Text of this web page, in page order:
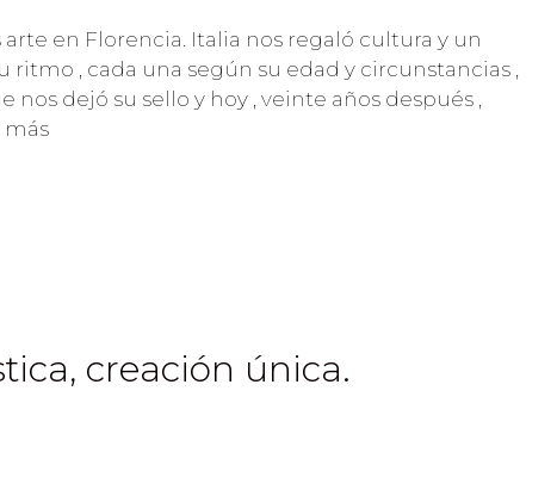
en Florencia. Italia nos regaló cultura y un
ritmo , cada una según su edad y circunstancias ,
nos dejó su sello y hoy , veinte años después ,
más
creación única.